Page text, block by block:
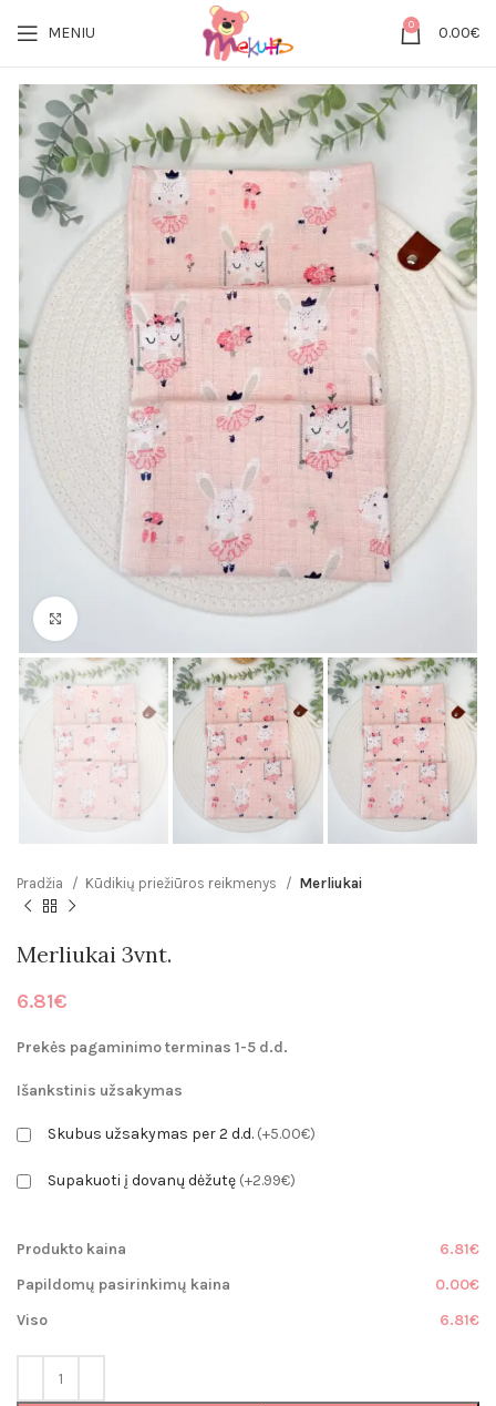
MENIU 0 0.00€
Pradžia Kūdikių priežiūros reikmenys Merliukai
Merliukai 3vnt.
6.81€
Prekės pagaminimo terminas 1-5 d.d.
Išankstinis užsakymas
Skubus užsakymas per 2 d.d. (+5.00€)
Supakuoti į dovanų dėžutę (+2.99€)
Produkto kaina
6.81€
Papildomų pasirinkimų kaina
0.00€
Viso
6.81€